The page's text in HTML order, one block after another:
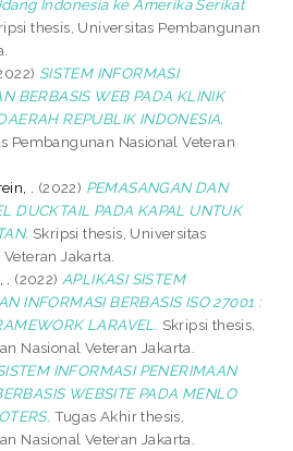
Indonesia ke Amerika Serikat
thesis, Universitas Pembangunan
SISTEM INFORMASI
BERBASIS WEB PADA KLINIK
REPUBLIK INDONESIA.
Pembangunan Nasional Veteran
.
(2022) PEMASANGAN DAN
DUCKTAIL PADA KAPAL UNTUK
Skripsi thesis, Universitas
Jakarta.
(2022) APLIKASI SISTEM
INFORMASI BERBASIS ISO 27001 :
LARAVEL. Skripsi thesis,
Nasional Veteran Jakarta.
INFORMASI PENERIMAAN
WEBSITE PADA MENLO
Tugas Akhir thesis,
Nasional Veteran Jakarta.